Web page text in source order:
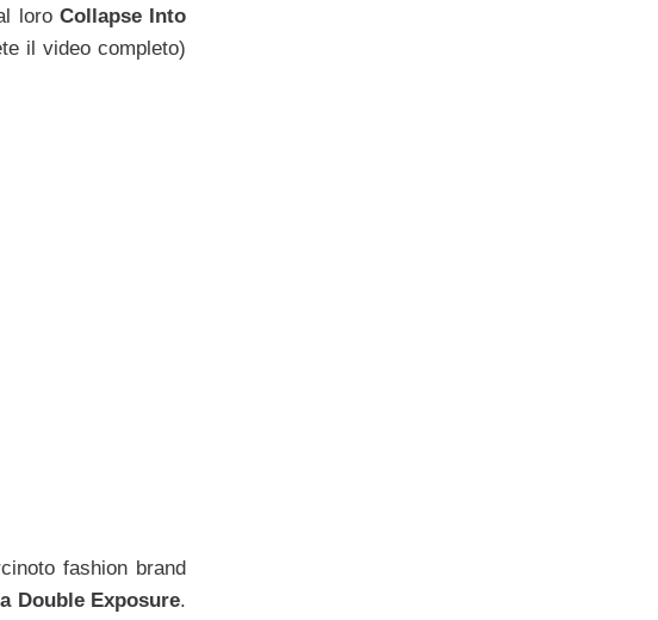
loro Collapse Into
il video completo)
fashion brand
Double Exposure.